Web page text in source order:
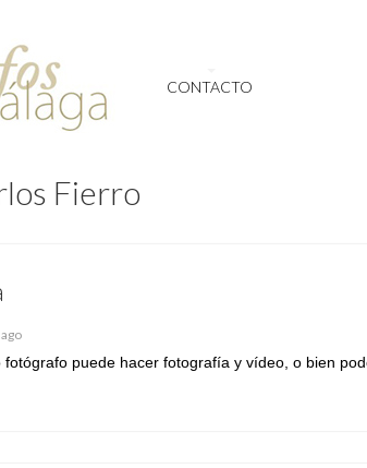
CONTACTO
Fierro
puede hacer fotografía y vídeo, o bien